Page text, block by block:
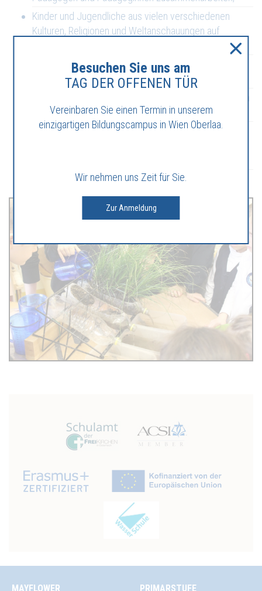
Kinder und Jugendliche aus vielen verschiedenen
Kulturen, Religionen und Weltanschauungen auf
wertschätzende Art und Weise gemeinsam lernen
im Kind eine intrinsische Liebe zum Lernen geweckt
Menschen heranwachsen kann und
christliche Werte, frei von Zwängen oder religiösen
MAYFLOWER PRIMARSTUFE
Besuchen Sie uns am
TAG DER OFFENEN TÜR
Vereinbaren Sie einen Termin in unserem
einzigartigen Bildungscampus in Wien Oberlaa.
Wir nehmen uns Zeit für Sie.
Zur Anmeldung